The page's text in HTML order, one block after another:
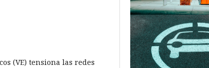
(VE) tensiona las redes